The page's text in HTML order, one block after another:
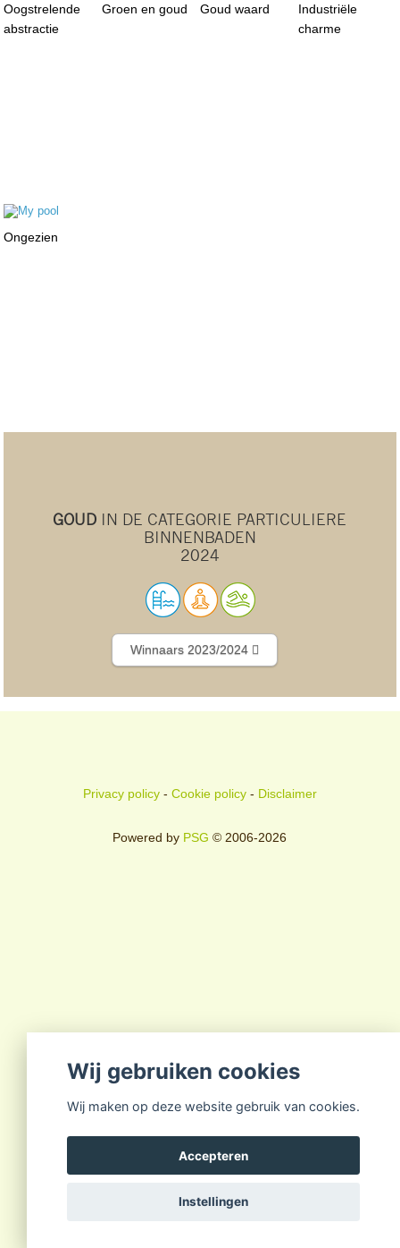
Oogstrelende
abstractie
Groen en goud Goud waard
Industriële
charme
Ongezien
GOUD IN DE CATEGORIE PARTICULIERE
BINNENBADEN
2024
Winnaars 2023/2024
Privacy policy- Cookie policy- Disclaimer
Powered by PSG © 2006-2026
Wij gebruiken cookies
Wij maken op deze website gebruik van cookies.
Accepteren
Instellingen